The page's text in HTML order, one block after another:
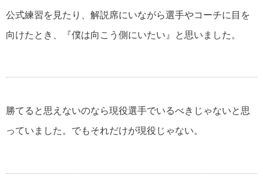
江原啓之の名言・格言
アインシュタインの名言・格言
公式練習を見たり、解説席にいながら選手やコーチに目を
向けたとき、『僕は向こう側にいたい』と思いました。
勝てると思えないのなら現役選手でいるべきじゃないと思
っていました。でもそれだけが現役じゃない。